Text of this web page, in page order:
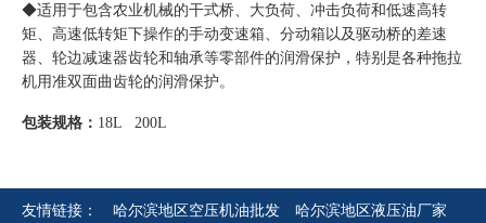
◆适用于包含农业机械的干式桥、大负荷、冲击负荷和低速高转
矩、高速低转矩下操作的手动变速箱、分动箱以及驱动桥的差速
器、轮边减速器齿轮和轴承等零部件的润滑保护，特别是各种拖拉
机用准双面曲齿轮的润滑保护。
包装规格： 18L 200L
友情链接： 哈尔滨地区空压机油批发 哈尔滨地区液压油厂家